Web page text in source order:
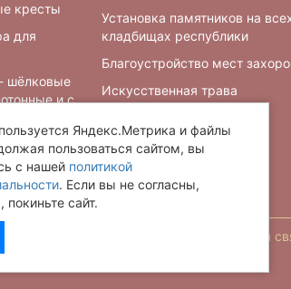
кресты
для
шёлковые
и с
Установка памятников на
кладбищах республики
Благоустройство мест
Искусственная трава
Обратная
Яндекс.Метрика и файлы
пользоваться сайтом, вы
с нашей политикой
. Если вы не согласны,
покиньте сайт.